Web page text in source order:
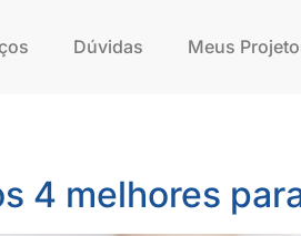
Dúvidas Meus
4 melhores